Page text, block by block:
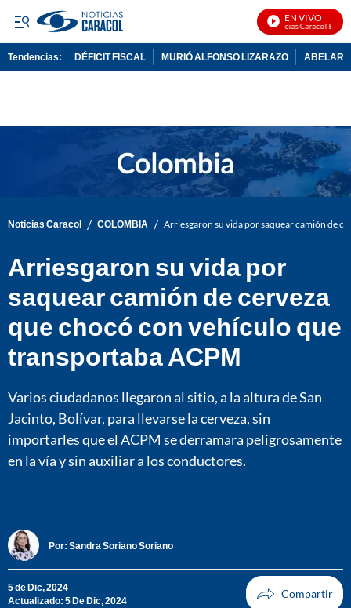
EN VIVO
Noticias Caracol En Vivo
Tendencias: DÉFICIT FISCAL MURIÓ ALFONSO LIZARAZO
Noticias Caracol / COLOMBIA / Arriesgaron su vida por saquear camión de
Arriesgaron su vida por
saquear camión de cerveza
que chocó con vehículo que
transportaba ACPM
Varios ciudadanos llegaron al sitio, a la altura de San
Jacinto, Bolívar, para llevarse la cerveza, sin
importarles que el ACPM se derramara peligrosamente
en la vía y sin auxiliar a los conductores.
Por: Sandra Soriano Soriano
5 de Dic, 2024
Actualizado: 5 De Dic, 2024